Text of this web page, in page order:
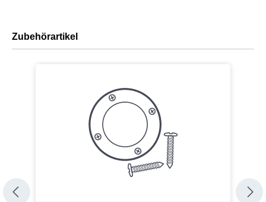
Zubehörartikel